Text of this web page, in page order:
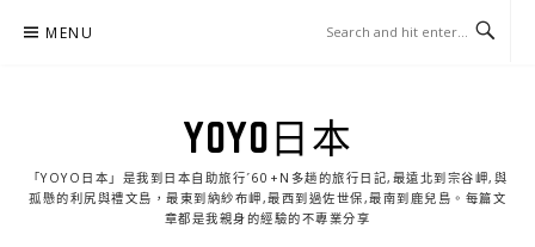
MENU
YOYO日本
「YOYO日本」是我到日本自助旅行ˊ60+N多趟的旅行日記,最遠北到宗谷岬,與
孤懸的利尻與禮文島，最東到納紗布岬,最西到過佐世保,最南到鹿兒島。每篇文
章都是我親身的經驗的不專業分享